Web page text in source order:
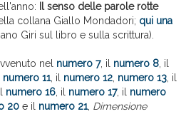
Il senso delle parole rotte
collana Giallo Mondadori; qui una
Giri sul libro e sulla scrittura).
nel numero 7, il numero 8 , il
numero 11, il numero 12 numero 13 , il
numero 16 , il numero 17, il numero
20 e il numero 21, Dimensione